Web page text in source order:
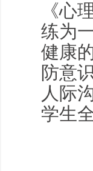
《心
练为
健康
防意
人际
学生